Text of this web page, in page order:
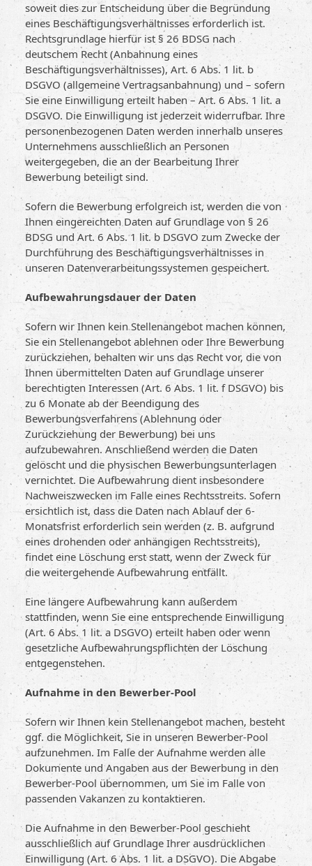
soweit dies zur Entscheidung über die Begründung
eines Beschäftigungsverhältnisses erforderlich ist.
Rechtsgrundlage hierfür ist § 26 BDSG nach
deutschem Recht (Anbahnung eines
Beschäftigungsverhältnisses), Art. 6 Abs. 1 lit. b
DSGVO (allgemeine Vertragsanbahnung) und – sofern
Sie eine Einwilligung erteilt haben – Art. 6 Abs. 1 lit. a
DSGVO. Die Einwilligung ist jederzeit widerrufbar. Ihre
personenbezogenen Daten werden innerhalb unseres
Unternehmens ausschließlich an Personen
weitergegeben, die an der Bearbeitung Ihrer
Bewerbung beteiligt sind.
Sofern die Bewerbung erfolgreich ist, werden die von
Ihnen eingereichten Daten auf Grundlage von § 26
BDSG und Art. 6 Abs. 1 lit. b DSGVO zum Zwecke der
Durchführung des Beschäftigungsverhältnisses in
unseren Datenverarbeitungssystemen gespeichert.
Aufbewahrungsdauer der Daten
Sofern wir Ihnen kein Stellenangebot machen können,
Sie ein Stellenangebot ablehnen oder Ihre Bewerbung
zurückziehen, behalten wir uns das Recht vor, die von
Ihnen übermittelten Daten auf Grundlage unserer
berechtigten Interessen (Art. 6 Abs. 1 lit. f DSGVO) bis
zu 6 Monate ab der Beendigung des
Bewerbungsverfahrens (Ablehnung oder
Zurückziehung der Bewerbung) bei uns
aufzubewahren. Anschließend werden die Daten
gelöscht und die physischen Bewerbungsunterlagen
vernichtet. Die Aufbewahrung dient insbesondere
Nachweiszwecken im Falle eines Rechtsstreits. Sofern
ersichtlich ist, dass die Daten nach Ablauf der 6-
Monatsfrist erforderlich sein werden (z. B. aufgrund
eines drohenden oder anhängigen Rechtsstreits),
findet eine Löschung erst statt, wenn der Zweck für
die weitergehende Aufbewahrung entfällt.
Eine längere Aufbewahrung kann außerdem
stattfinden, wenn Sie eine entsprechende Einwilligung
(Art. 6 Abs. 1 lit. a DSGVO) erteilt haben oder wenn
gesetzliche Aufbewahrungspflichten der Löschung
entgegenstehen.
Aufnahme in den Bewerber-Pool
Sofern wir Ihnen kein Stellenangebot machen, besteht
ggf. die Möglichkeit, Sie in unseren Bewerber-Pool
aufzunehmen. Im Falle der Aufnahme werden alle
Dokumente und Angaben aus der Bewerbung in den
Bewerber-Pool übernommen, um Sie im Falle von
passenden Vakanzen zu kontaktieren.
Die Aufnahme in den Bewerber-Pool geschieht
ausschließlich auf Grundlage Ihrer ausdrücklichen
Einwilligung (Art. 6 Abs. 1 lit. a DSGVO). Die Abgabe